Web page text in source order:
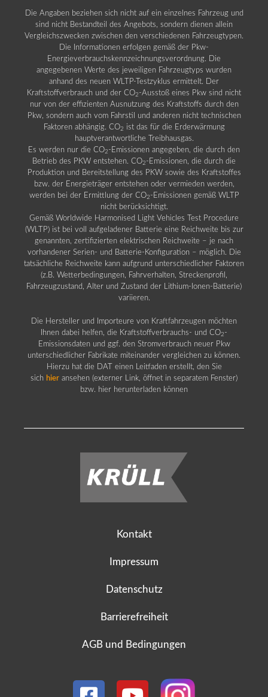
Die Angaben beziehen sich nicht auf ein einzelnes Fahrzeug und
sind nicht Bestandteil des Angebots, sondern dienen allein
Vergleichszwecken zwischen den verschiedenen Fahrzeugtypen.
Die Informationen erfolgen gemäß der Pkw-
Energieverbrauchskennzeichnungsverordnung. Die
angegebenen Werte des jeweiligen Fahrzeugtyps wurden
anhand des neuen WLTP-Testzyklus ermittelt. Der
Kraftstoffverbrauch und der CO2 -Ausstoß eines Pkw sind nicht
nur von der effizienten Ausnutzung des Kraftstoffs durch den
Pkw, sondern auch vom Fahrstil und anderen nicht technischen
Faktoren abhängig. CO2 ist das für die Erderwärmung
hauptverantwortliche Treibhausgas.
Es werden nur die CO2 -Emissionen angegeben, die durch den
Betrieb des PKW entstehen. CO2 -Emissionen, die durch die
Produktion und Bereitstellung des PKW sowie des Kraftstoffes
bzw. der Energieträger entstehen oder vermieden werden,
werden bei der Ermittlung der CO2 -Emissionen gemäß WLTP
nicht berücksichtigt.
Gemäß Worldwide Harmonised Light Vehicles Test Procedure
(WLTP) ist bei voll aufgeladener Batterie eine Reichweite bis zur
genannten, zertifizierten elektrischen Reichweite – je nach
vorhandener Serien- und Batterie-Konfiguration – möglich. Die
tatsächliche Reichweite kann aufgrund unterschiedlicher Faktoren
(z.B. Wetterbedingungen, Fahrverhalten, Streckenprofil,
Fahrzeugzustand, Alter und Zustand der Lithium-Ionen-Batterie)
variieren.
Die Hersteller und Importeure von Kraftfahrzeugen möchten
Ihnen dabei helfen, die Kraftstoffverbrauchs- und CO2 -
Emissionsdaten und ggf. den Stromverbrauch neuer Pkw
unterschiedlicher Fabrikate miteinander vergleichen zu können.
Hierzu hat die DAT einen Leitfaden erstellt, den Sie
sich hier ansehen (externer Link, öffnet in separatem Fenster)
bzw. hier herunterladen können
Kontakt
Impressum
Datenschutz
Barrierefreiheit
AGB und Bedingungen